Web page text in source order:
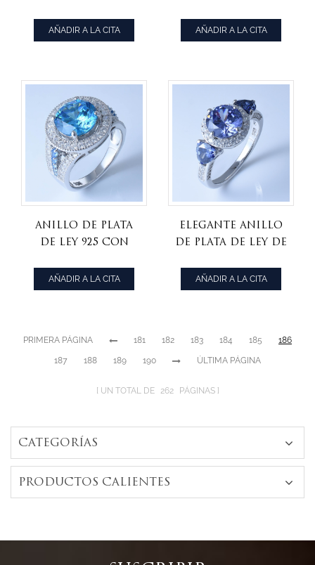
brillante cz para
mujer.
AÑADIR A LA CITA
tanzanita cz.
AÑADIR A LA CITA
Anillo de plata
de ley 925 con
apatita de neón.
AÑADIR A LA CITA
elegante anillo
de plata de ley de
para mujer
AÑADIR A LA CITA
PRIMERA PÁGINA 181 182 183 184 185 186
187 188 189 190 ÚLTIMA PÁGINA
UN TOTAL DE 262 PÁGINAS
CATEGORÍAS
PRODUCTOS CALIENTES